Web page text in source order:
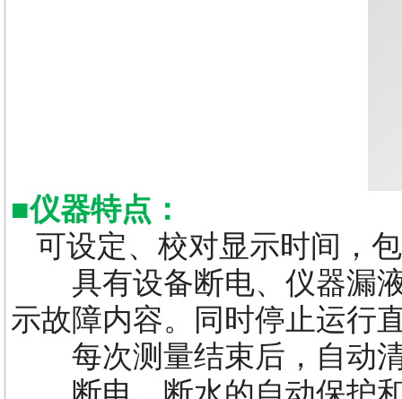
■仪器特点：
可设定、校对显示时间，
具有设备断电、仪器漏液
示故障内容。同时停止运行
每次测量结束后，自动清